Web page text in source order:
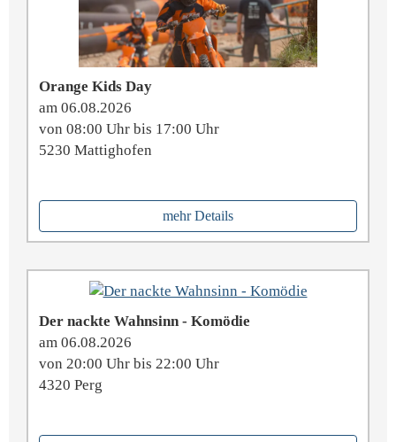
Orange Kids Day
am 06.08.2026
von 08:00 Uhr bis 17:00 Uhr
5230 Mattighofen
mehr Details
Der nackte Wahnsinn - Komödie
am 06.08.2026
von 20:00 Uhr bis 22:00 Uhr
4320 Perg